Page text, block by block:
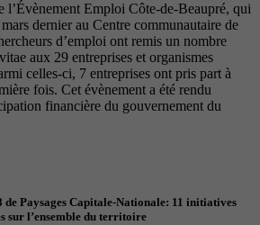
l’Évènement Emploi Côte-de-Beaupré, qui
dernier au Centre communautaire de
d’emploi ont remis un nombre
aux 29 entreprises et organismes
celles-ci, 7 entreprises ont pris part à
fois. Cet évènement a été rendu
financière du gouvernement du
de Paysages Capitale-Nationale: 11 initiatives
sur l’ensemble du territoire